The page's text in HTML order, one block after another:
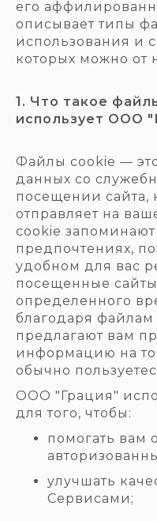
его
описывает типы
использования и
которых можно от
1. Что такое
использует ООО
Файлы cookie —
данных со
посещении сайта,
отправляет на
cookie
предпочтениях,
удобном для вас
посещенные
определенного
благодаря
предлагают вам
информацию на
обычно
ООО "Грация"
для того, чтобы:
помогать вам
улучшать
Сервисами;